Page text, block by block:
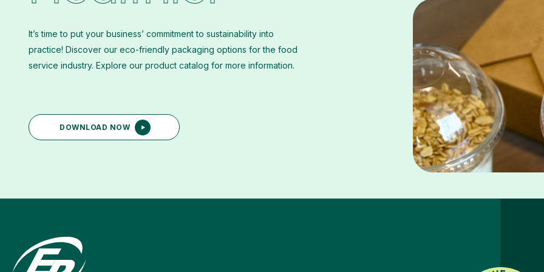
It’s time to put your business’ commitment to sustainability into
practice! Discover our eco-friendly packaging options for the food
service industry. Explore our product catalog for more information.
DOWNLOAD NOW